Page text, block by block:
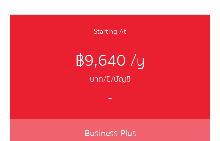
Starting At
฿9,640 /y
บาท/ปี/บัญชี
–
Business Plus